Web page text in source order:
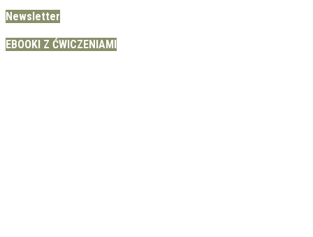
Newsletter
EBOOKI Z ĆWICZENIAMI